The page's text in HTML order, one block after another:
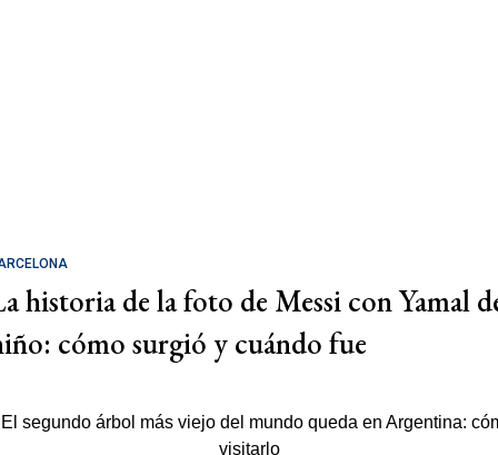
historia de la foto de Messi con Yamal
cómo surgió y cuándo fue